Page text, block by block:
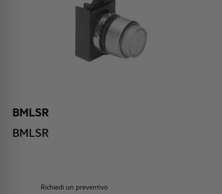
BMLSR
BMLSR
Richiedi un preventivo
ATTIVITÀ E MERCATI